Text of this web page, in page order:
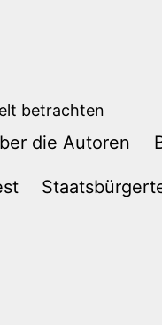
betrachten
die Autoren